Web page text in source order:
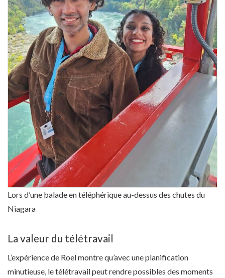
Lors d’une balade en téléphérique au-dessus des chutes du
Niagara
La valeur du télétravail
L’expérience de Roel montre qu’avec une planification
minutieuse, le télétravail peut rendre possibles des moments